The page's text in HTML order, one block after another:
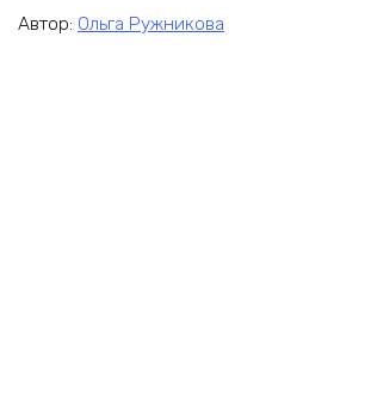
Автор: Ольга Ружникова